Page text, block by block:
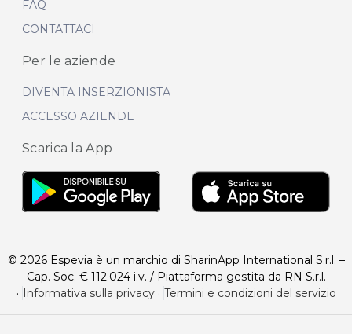
FAQ
CONTATTACI
Per le aziende
DIVENTA INSERZIONISTA
ACCESSO AZIENDE
Scarica la App
© 2026 Espevia è un marchio di SharinApp International S.r.l. –
Cap. Soc. € 112.024 i.v. / Piattaforma gestita da RN S.r.l.
·
Informativa sulla privacy· Termini e condizioni del servizio